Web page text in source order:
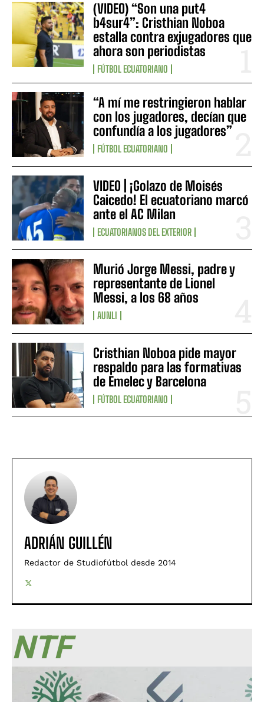
(VIDEO) “Son una put4
b4sur4”: Cristhian Noboa
estalla contra exjugadores que
ahora son periodistas
FÚTBOL ECUATORIANO
“A mí me restringieron hablar
con los jugadores, decían que
confundía a los jugadores”
FÚTBOL ECUATORIANO
VIDEO | ¡Golazo de Moisés
Caicedo! El ecuatoriano marcó
ante el AC Milan
ECUATORIANOS DEL EXTERIOR
Murió Jorge Messi, padre y
representante de Lionel
Messi, a los 68 años
AUNLI
Cristhian Noboa pide mayor
respaldo para las formativas
de Emelec y Barcelona
FÚTBOL ECUATORIANO
ADRIÁN GUILLÉN
Redactor de Studiofútbol desde 2014
NTF